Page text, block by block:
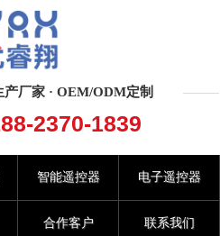
厂家 · OEM/ODM定制
2370-1839
智能遥控器 电子遥控器
合作客户 联系我们